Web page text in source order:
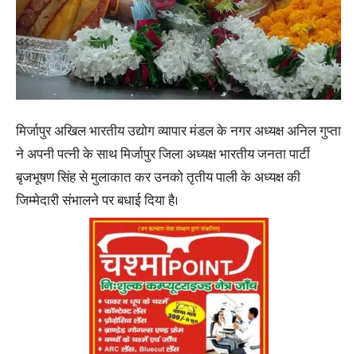
मिर्जापुर अखिल भारतीय उद्योग व्यापार मंडल के नगर अध्यक्ष अनिल गुप्ता
ने अपनी पत्नी के साथ मिर्जापुर जिला अध्यक्ष भारतीय जनता पार्टी
बृजभूषण सिंह से मुलाकात कर उनको तृतीय पाली के अध्यक्ष की
जिम्मेदारी संभालने पर बधाई दिया है।